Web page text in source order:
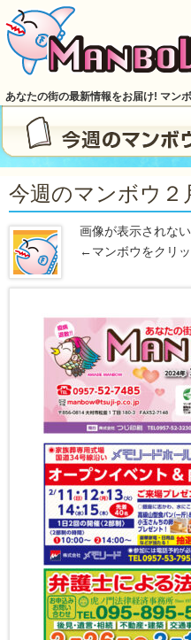
あなたの街の最新情報をお届け! マン
今週のマンボウ２
画像が表示されな
←マンボウをクリ